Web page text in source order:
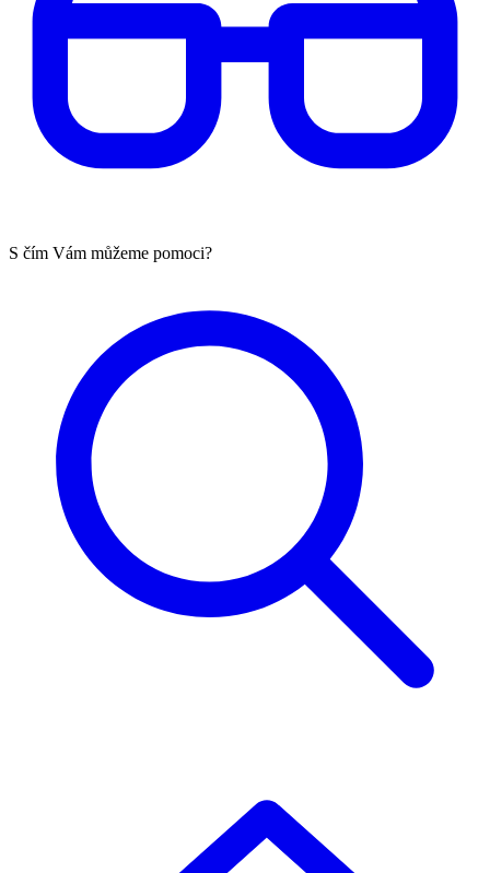
S čím Vám můžeme pomoci?